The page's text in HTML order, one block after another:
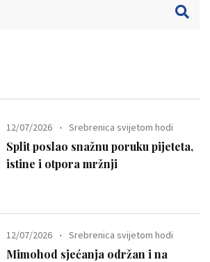
12/07/2026 Srebrenica svijetom hodi
Split poslao snažnu poruku pijeteta,
istine i otpora mržnji
12/07/2026 Srebrenica svijetom hodi
Mimohod sjećanja održan i na